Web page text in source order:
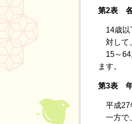
第2表 各
14歳以
対して
15～64
ます。
第3表 年
平成27
一方で